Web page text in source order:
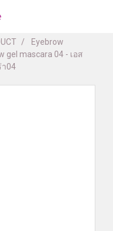
Eyebrow
gel mascara 04 - เอส
04